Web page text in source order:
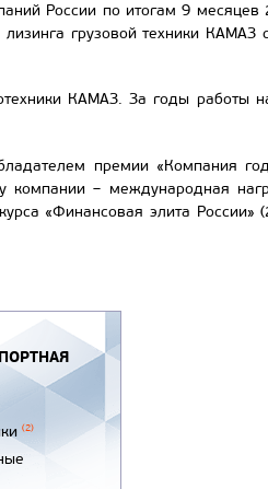
России по итогам 9 месяцев
грузовой техники КАМАЗ
КАМАЗ. За годы работы
премии «Компания
компании – международная
«Финансовая элита России»
(2)